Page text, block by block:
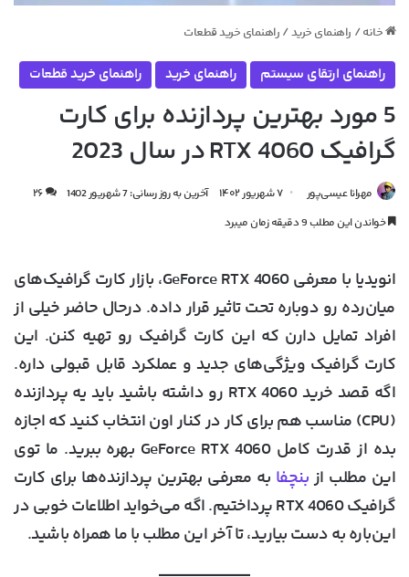
خانه / راهنمای خرید/ راهنمای خرید قطعات
راهنمای ارتقای سیستم راهنمای خرید راهنمای خرید قطعات
5 مورد بهترین پردازنده برای کارت
گرافیک RTX 4060 در سال 2023
مهرانا عیسی‌پور ۷ شهریور ۱۴۰۲ آخرین به روز رسانی: 7 شهریور 1402
۲۶
خواندن این مطلب 9 دقیقه زمان میبرد
انویدیا با معرفی GeForce RTX 4060، بازار کارت گرافیک‌های
میان‌رده رو دوباره تحت تاثیر قرار داده. درحال حاضر خیلی از
افراد تمایل دارن که این کارت گرافیک رو تهیه کنن. این
کارت گرافیک ویژگی‌های جدید و عملکرد قابل قبولی داره.
اگه قصد خرید RTX 4060 رو داشته باشید باید یه پردازنده
(CPU) مناسب هم برای کار در کنار اون انتخاب کنید که اجازه
بده از قدرت کامل GeForce RTX 4060 بهره ببرید. ما توی
این مطلب ازبنچفا به معرفی بهترین پردازنده‌ها برای کارت
گرافیک RTX 4060 پرداختیم. اگه می‌خواید اطلاعات خوبی در
این‌باره به دست بیارید، تا آخر این مطلب با ما همراه باشید.